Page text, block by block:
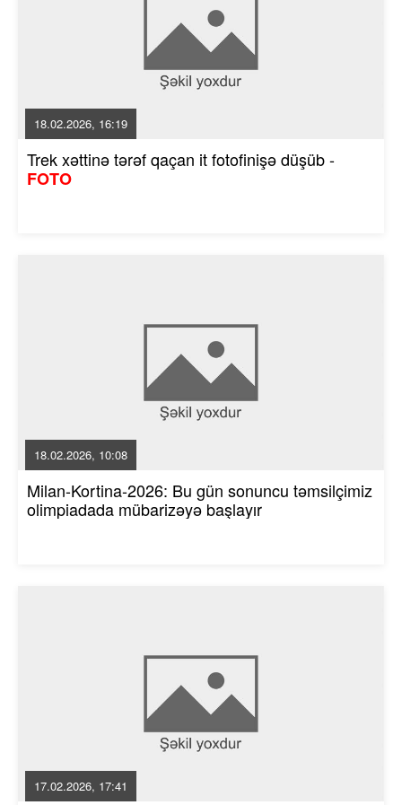
18.02.2026, 16:19
Trek xəttinə tərəf qaçan it fotofinişə düşüb -
FOTO
18.02.2026, 10:08
Milan-Kortina-2026: Bu gün sonuncu təmsilçimiz
olimpiadada mübarizəyə başlayır
17.02.2026, 17:41